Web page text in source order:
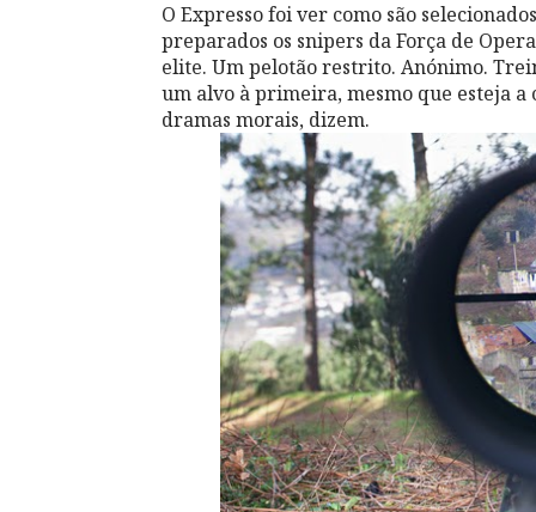
O Expresso foi ver como são
preparados os snipers da Força de
elite. Um pelotão restrito. Anónimo.
um alvo à primeira, mesmo que esteja
dramas morais, dizem.